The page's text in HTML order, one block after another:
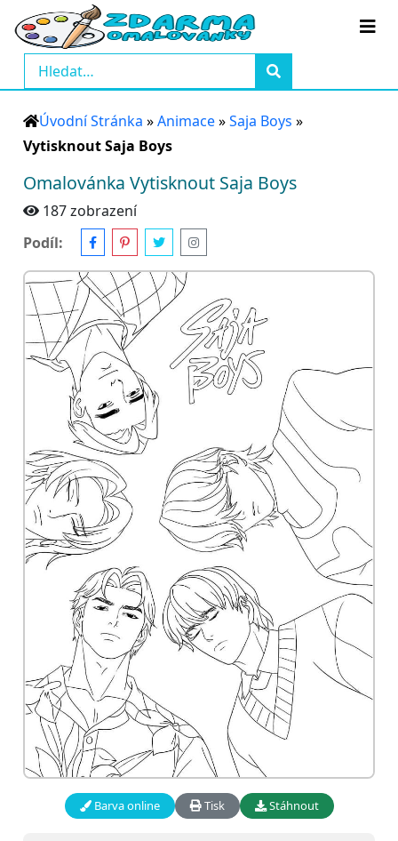
Úvodní Stránka »Animace»Saja Boys »
Vytisknout Saja Boys
Omalovánka Vytisknout Saja Boys
187 zobrazení
Podíl:
Barva online Tisk Stáhnout